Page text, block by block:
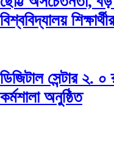
বিশ্ববিদ্যালয়
ডিজিটাল সেন্টার ২.
কর্মশালা অনুষ্ঠিত